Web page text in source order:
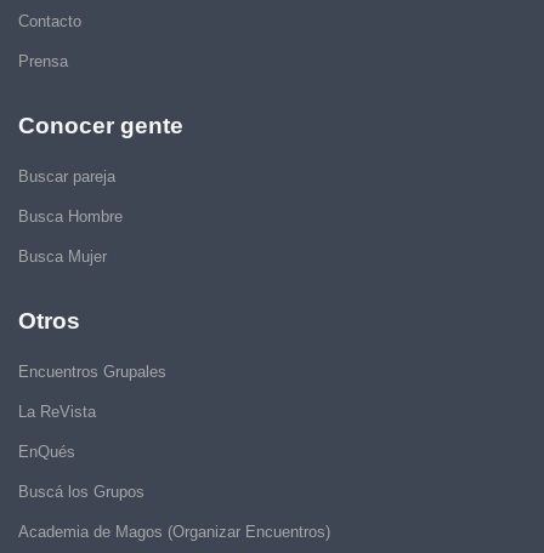
Contacto
Prensa
Conocer gente
Buscar pareja
Busca Hombre
Busca Mujer
Otros
Encuentros Grupales
La ReVista
EnQués
Buscá los Grupos
Academia de Magos (Organizar Encuentros)